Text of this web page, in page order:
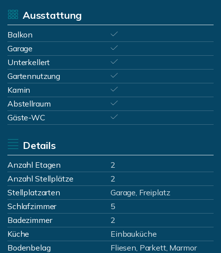
Ausstattung
Balkon
Garage
Unterkellert
Gartennutzung
Kamin
Abstellraum
Gäste-WC
Details
Anzahl Etagen
2
Anzahl Stellplätze
2
Stellplatzarten
Garage, Freiplatz
Schlafzimmer
5
Badezimmer
2
Küche
Einbauküche
Bodenbelag
Fliesen, Parkett, Marmor